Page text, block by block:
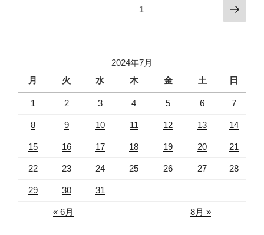
ー
1
次
の
2024年7月
月
火 水 木 金 土 日
1 2 3 4 5 6 7
8 9 10 11 12 13 14
15 16 17 18 19 20 21
22 23 24 25 26 27 28
29 30 31
« 6月 8月 »